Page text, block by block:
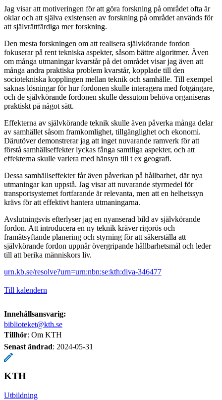
Jag visar att motiveringen för att göra forskning på området ofta är
oklar och att själva existensen av forskning på området används för
att självrättfärdiga mer forskning.
Den mesta forskningen om att realisera självkörande fordon
fokuserar på rent tekniska aspekter, såsom bättre algoritmer. Även
om många utmaningar kvarstår på det området visar jag även att
många andra praktiska problem kvarstår, kopplade till den
sociotekniska kopplingen mellan teknik och samhälle. Till exempel
saknas lösningar för hur fordonen skulle interagera med fotgängare,
och de självkörande fordonen skulle dessutom behöva organiseras
praktiskt på något sätt.
Effekterna av självkörande teknik skulle även påverka många delar
av samhället såsom framkomlighet, tillgänglighet och ekonomi.
Därutöver demonstrerar jag att inget nuvarande ramverk för att
förstå samhällseffekter lyckas fånga samtliga aspekter, och att
effekterna skulle variera med hänsyn till t ex geografi.
Dessa samhällseffekter får även påverkan på hållbarhet, där nya
utmaningar kan uppstå. Jag visar att nuvarande styrmedel för
transportsystemet fortfarande är relevanta, men att en helhetssyn
krävs för att effektivt hantera utmaningarna.
Avslutningsvis efterlyser jag en nyanserad bild av självkörande
fordon. Att introducera en ny teknik kräver rigorös och
framåtsyftande planering och styrning för att säkerställa att
självkörande fordon uppnår övergripande hållbarhetsmål och leder
till att berika människors liv.
urn.kb.se/resolve?urn=urn:nbn:se:kth:diva-346477
Till kalendern
Innehållsansvarig:
biblioteket@kth.se
Tillhör: Om KTH
Senast ändrad: 2024-05-31
KTH
Utbildning